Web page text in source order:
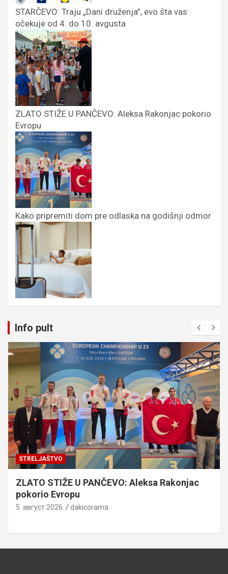
STARČEVO: Traju „Dani druženja”, evo šta vas
očekuje od 4. do 10. avgusta
ZLATO STIŽE U PANČEVO: Aleksa Rakonjac pokorio
Evropu
Kako pripremiti dom pre odlaska na godišnji odmor
Info pult
STRELJAŠTVO
ZLATO STIŽE U PANČEVO: Aleksa Rakonjac
pokorio Evropu
5. август 2026. dakicorama